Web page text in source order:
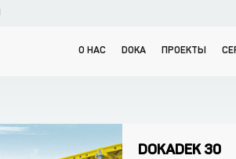
О НАС DOKA ПРОЕКТЫ
DOKADEK 30